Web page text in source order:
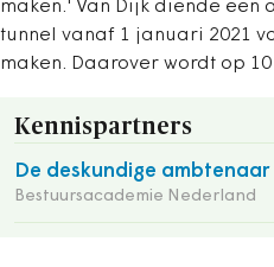
maken.' Van Dijk diende een
tunnel vanaf 1 januari 2021
maken. Daarover wordt op
Kennispartners
De deskundige ambtenaar
Bestuursacademie Nederland